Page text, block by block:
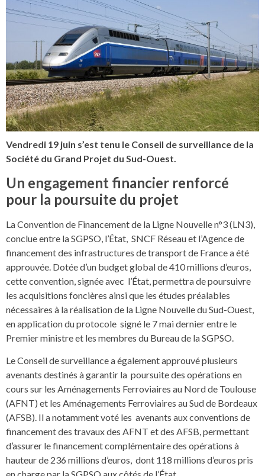
Vendredi 19 juin s’est tenu le Conseil de surveillance de la
Société du Grand Projet du Sud-Ouest.
Un engagement financier renforcé
pour la poursuite du projet
La Convention de Financement de la Ligne Nouvelle n°3 (LN3),
conclue entre la SGPSO, l’État, SNCF Réseau et l’Agence de
financement des infrastructures de transport de France a été
approuvée. Dotée d’un budget global de 410 millions d’euros,
cette convention, signée avec l’État, permettra de poursuivre
les acquisitions foncières ainsi que les études préalables
nécessaires à la réalisation de la Ligne Nouvelle du Sud-Ouest,
en application du protocole signé le 7 mai dernier entre le
Premier ministre et les membres du Bureau de la SGPSO.
Le Conseil de surveillance a également approuvé plusieurs
avenants destinés à garantir la poursuite des opérations en
cours sur les Aménagements Ferroviaires au Nord de Toulouse
(AFNT) et les Aménagements Ferroviaires au Sud de Bordeaux
(AFSB). Il a notamment voté les avenants aux conventions de
financement des travaux des AFNT et des AFSB, permettant
d’assurer le financement complémentaire des opérations à
hauteur de 236 millions d’euros, dont 118 millions d’euros pris